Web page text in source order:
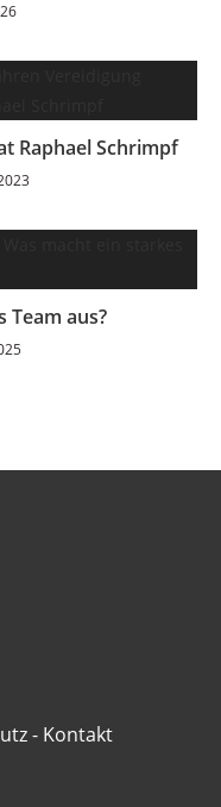
Raphael Schrimpf
Team aus?
- Kontakt